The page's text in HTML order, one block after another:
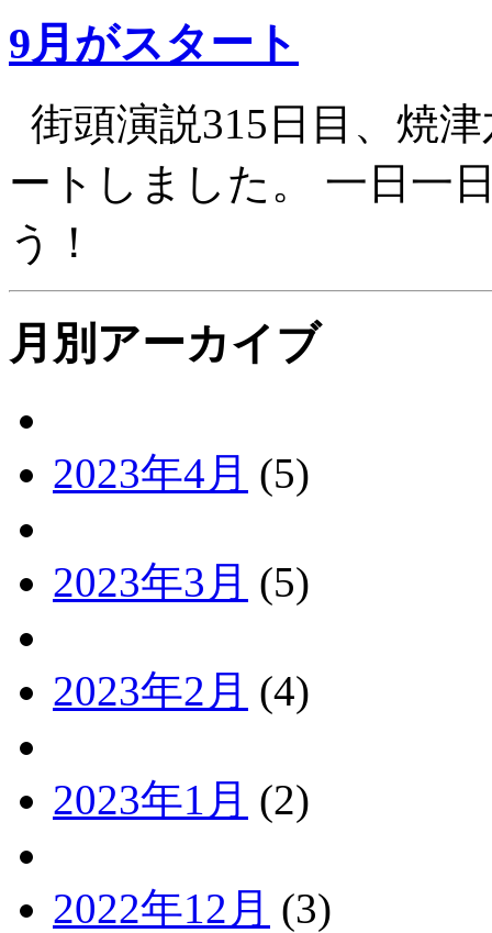
9月がスタート
街頭演説315日目、焼
ートしました。 一日一
う！
月別アーカイブ
2023年4月 (5)
2023年3月 (5)
2023年2月 (4)
2023年1月 (2)
2022年12月 (3)